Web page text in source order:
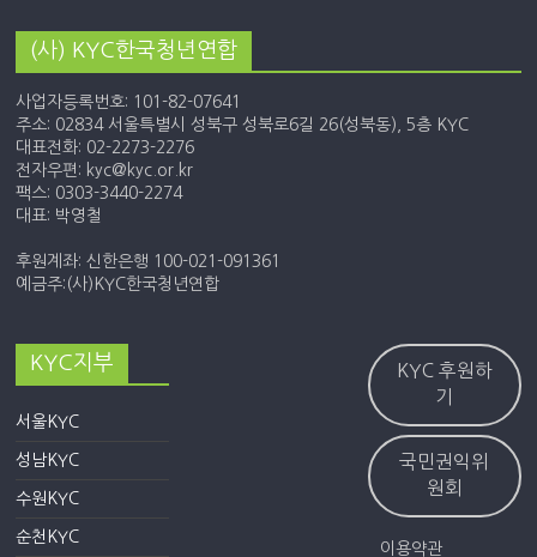
(사) KYC한국청년연합
사업자등록번호: 101-82-07641
주소: 02834 서울특별시 성북구 성북로6길 26(성북동), 5층 KYC
대표전화: 02-2273-2276
전자우편: kyc@kyc.or.kr
팩스: 0303-3440-2274
대표: 박영철
후원계좌: 신한은행 100-021-091361
예금주:(사)KYC한국청년연합
KYC지부
서울KYC
성남KYC
수원KYC
순천KYC
KYC 후원하
기
국민권익위
원회
이용약관